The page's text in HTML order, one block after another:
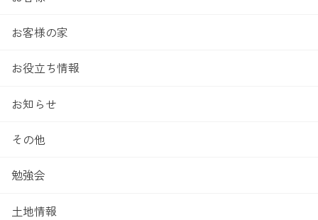
お客様の家
お役立ち情報
お知らせ
その他
勉強会
土地情報